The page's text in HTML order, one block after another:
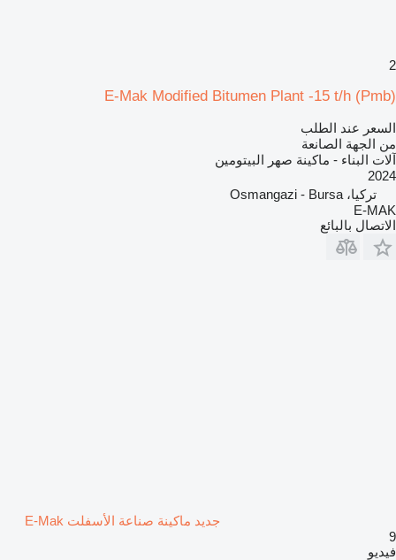
2
E-Mak Modified Bitumen Plant -15 t/h (Pmb)
السعر عند الطلب
من الجهة الصانعة
آلات البناء - ماكينة صهر البيتومين
2024
تركيا، Osmangazi - Bursa
E-MAK
الاتصال بالبائع
جديد ماكينة صناعة الأسفلت E-Mak
9
فيديو